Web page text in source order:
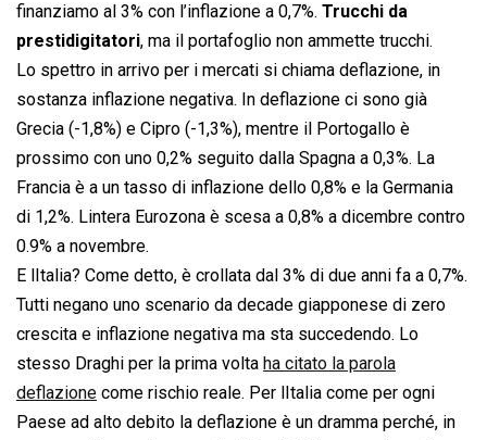
finanziamo al 3% con l’inflazione a 0,7%. Trucchi da
prestidigitatori, ma il portafoglio non ammette trucchi.
Lo spettro in arrivo per i mercati si chiama deflazione, in
sostanza inflazione negativa. In deflazione ci sono già
Grecia (-1,8%) e Cipro (-1,3%), mentre il Portogallo è
prossimo con uno 0,2% seguito dalla Spagna a 0,3%. La
Francia è a un tasso di inflazione dello 0,8% e la Germania
di 1,2%. Lintera Eurozona è scesa a 0,8% a dicembre contro
0.9% a novembre.
E lItalia? Come detto, è crollata dal 3% di due anni fa a 0,7%.
Tutti negano uno scenario da decade giapponese di zero
crescita e inflazione negativa ma sta succedendo. Lo
stesso Draghi per la prima volta ha citato la parola
deflazione come rischio reale. Per lItalia come per ogni
Paese ad alto debito la deflazione è un dramma perché, in